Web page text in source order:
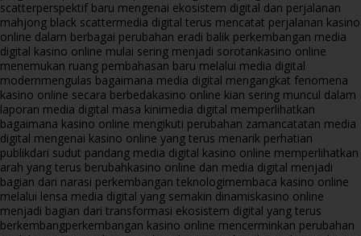
scatterperspektif baru mengenai ekosistem digital dan perjalanan
mahjong black scattermedia digital terus mencatat perjalanan kasino
online dalam berbagai perubahan eradi balik perkembangan media
digital kasino online mulai sering menjadi sorotankasino online
menemukan ruang pembahasan baru melalui media digital
modernmengulas bagaimana media digital mengangkat fenomena
kasino online secara berbedakasino online kian sering muncul dalam
laporan media digital masa kinimedia digital memperlihatkan
bagaimana kasino online mengikuti perubahan zamancatatan media
digital mengenai kasino online yang terus menarik perhatian
publikdari sudut pandang media digital kasino online memperlihatkan
arah yang terus berubahkasino online dan media digital menjadi
bagian dari narasi perkembangan teknologimembaca kasino online
melalui lensa media digital yang semakin dinamiskasino online
menjadi bagian dari transformasi ekosistem digital yang terus
berkembangperkembangan kasino online mencerminkan perubahan